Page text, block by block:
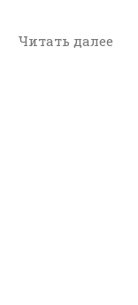
Читать далее